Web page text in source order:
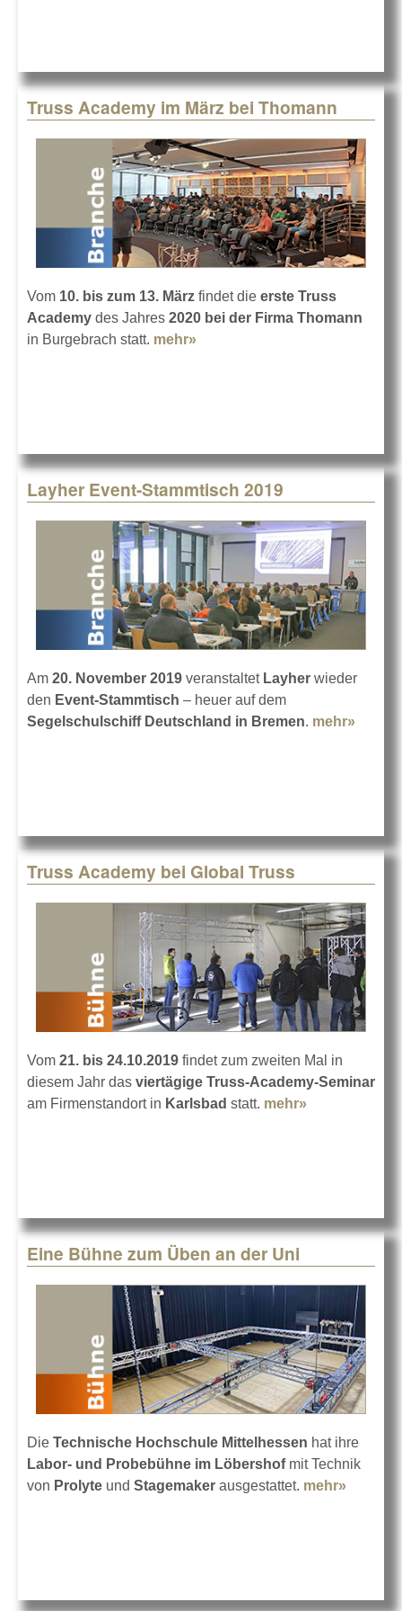
Truss Academy im März bei Thomann
Vom 10. bis zum 13. März findet die erste Truss
Academy des Jahres 2020 bei der Firma Thomann
in Burgebrach statt. mehr»
Layher Event-Stammtisch 2019
Am 20. November 2019 veranstaltet Layher wieder
den Event-Stammtisch – heuer auf dem
Segelschulschiff Deutschland in Bremen. mehr»
Truss Academy bei Global Truss
Vom 21. bis 24.10.2019 findet zum zweiten Mal in
diesem Jahr das viertägige Truss-Academy-Seminar
am Firmenstandort in Karlsbad statt. mehr»
Eine Bühne zum Üben an der Uni
Die Technische Hochschule Mittelhessen hat ihre
Labor- und Probebühne im Löbershofmit Technik
von Prolyte und Stagemaker ausgestattet. mehr»